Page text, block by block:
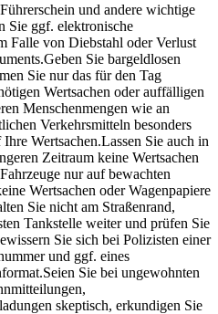
und andere wichtige
Sie ggf. elektronische
Falle von Diebstahl oder Verlust
Geben Sie bargeldlosen
Sie nur das für den Tag
Wertsachen oder auffälligen
Menschenmengen wie an
Verkehrsmitteln besonders
Wertsachen.Lassen Sie auch in
Zeitraum keine Wertsachen
nur auf bewachten
Wertsachen oder Wagenpapiere
Sie nicht am Straßenrand,
Tankstelle weiter und prüfen Sie
Sie sich bei Polizisten einer
und ggf. eines
Sie bei ungewohnten
skeptisch, erkundigen Sie